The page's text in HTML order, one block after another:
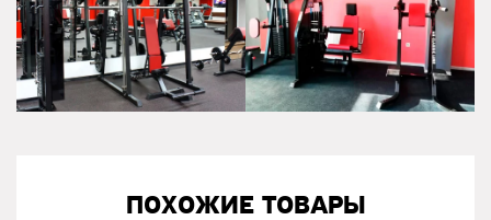
ПОХОЖИЕ ТОВАРЫ